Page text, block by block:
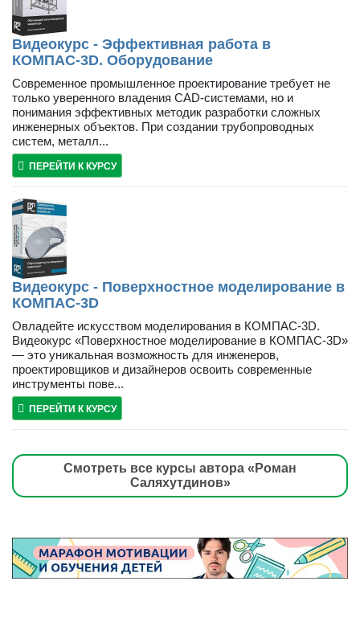
Видеокурс - Эффективная работа в
КОМПАС-3D. Оборудование
Современное промышленное проектирование требует не
только уверенного владения CAD-системами, но и
понимания эффективных методик разработки сложных
инженерных объектов. При создании трубопроводных
систем, металл...
ПЕРЕЙТИ К КУРСУ
Видеокурс - Поверхностное моделирование в
КОМПАС-3D
Овладейте искусством моделирования в КОМПАС-3D.
Видеокурс «Поверхностное моделирование в КОМПАС-3D»
— это уникальная возможность для инженеров,
проектировщиков и дизайнеров освоить современные
инструменты пове...
ПЕРЕЙТИ К КУРСУ
Смотреть все курсы автора «Роман
Саляхутдинов»